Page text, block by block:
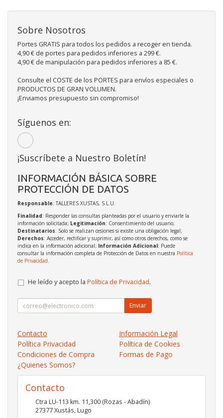
Sobre Nosotros
Portes GRATIS para todos los pedidos a recoger en tienda.
4,90 € de portes para pedidos inferiores a 299 €.
4,90 € de manipulación para pedidos inferiores a 85 €.
Consulte el COSTE de los PORTES para envíos especiales o
PRODUCTOS DE GRAN VOLUMEN.
¡Enviamos presupuesto sin compromiso!
Síguenos en:
¡Suscríbete a Nuestro Boletín!
INFORMACIÓN BÁSICA SOBRE
PROTECCIÓN DE DATOS
Responsable: TALLERES XUSTAS, S.L.U.
Finalidad: Responder las consultas planteadas por el usuario y enviarle la
información solicitada; Legitimación: Consentimiento del usuario;
Destinatarios: Solo se realizan cesiones si existe una obligación legal;
Derechos: Acceder, rectificar y suprimir, así como otros derechos, como se
indica en la información adicional; Información Adicional: Puede
consultar la información completa de Protección de Datos en nuestra Política
de Privacidad.
He leído y acepto la Política de Privacidad.
Enviar
Contacto
Información Legal
Política Privacidad
Política de Cookies
Condiciones de Compra
Formas de Pago
¿Quienes Somos?
Contacto
Ctra LU-113 km. 11,300 (Rozas - Abadín)
27377Xustás,Lugo